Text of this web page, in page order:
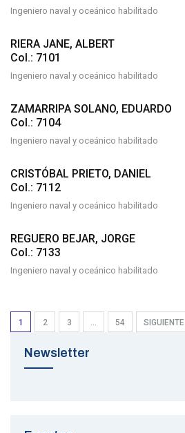
Ingeniero naval y oceánico habilitado
RIERA JANE, ALBERT
Col.: 7101
Ingeniero naval y oceánico habilitado
ZAMARRIPA SOLANO, EDUARDO
Col.: 7104
Ingeniero naval y oceánico habilitado
CRISTÓBAL PRIETO, DANIEL
Col.: 7112
Ingeniero naval y oceánico habilitado
REGUERO BEJAR, JORGE
Col.: 7133
Ingeniero naval y oceánico habilitado
1 2 3 … 54 SIGUIENTE
Newsletter